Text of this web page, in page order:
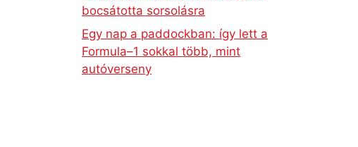
bocsátotta sorsolásra
Egy nap a paddockban: így lett a
Formula–1 sokkal több, mint
autóverseny